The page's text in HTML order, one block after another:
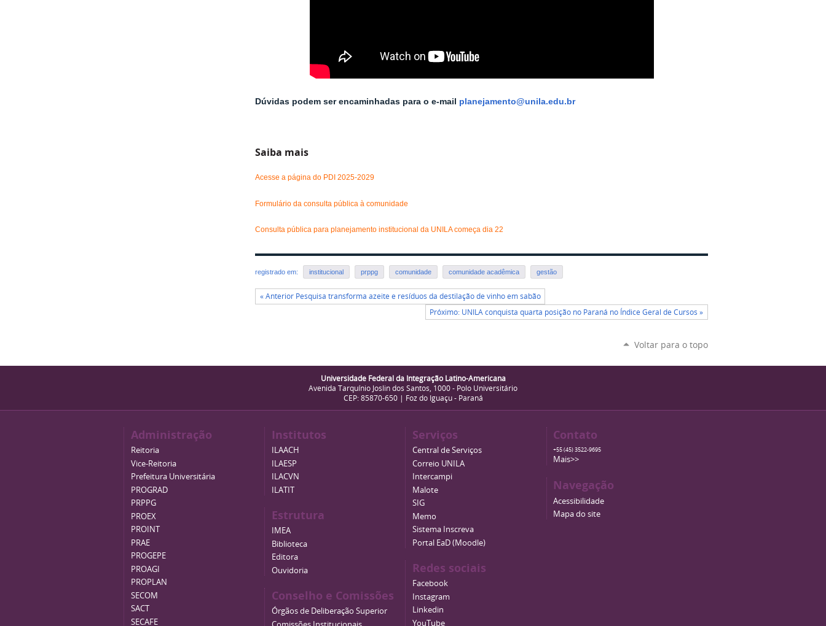
Dúvidas podem ser encaminhadas para o e-mail planejamento@unila.edu.br
Saiba mais
Acesse a página do PDI 2025-2029
Formulário da consulta pública à comunidade
Consulta pública para planejamento institucional da UNILA começa dia 22
registrado em: institucional prppg comunidade comunidade acadêmica gestão
« Anterior Pesquisa transforma azeite e resíduos da destilação de vinho em sabão
Próximo: UNILA conquista quarta posição no Paraná no Índice Geral de Cursos »
Voltar para o topo
Universidade Federal da Integração Latino-Americana
Avenida Tarquínio Joslin dos Santos, 1000 - Polo Universitário
CEP: 85870-650 | Foz do Iguaçu - Paraná
Administração
Reitoria
Vice-Reitoria
Prefeitura Universitária
PROGRAD
PRPPG
PROEX
PROINT
PRAE
PROGEPE
PROAGI
PROPLAN
SECOM
SACT
SECAFE
Institutos
ILAACH
ILAESP
ILACVN
ILATIT
Estrutura
IMEA
Biblioteca
Editora
Ouvidoria
Conselho e Comissões
Órgãos de Deliberação Superior
Serviços
Central de Serviços
Correio UNILA
Intercampi
Malote
SIG
Memo
Sistema Inscreva
Portal EaD (Moodle)
Redes sociais
Facebook
Instagram
Linkedin
YouTube
Contato
+55 (45) 3522-9695
Mais>>
Navegação
Acessibilidade
Mapa do site